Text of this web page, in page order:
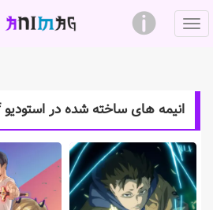
انیمه های ساخته شده در استودیو jcstaff